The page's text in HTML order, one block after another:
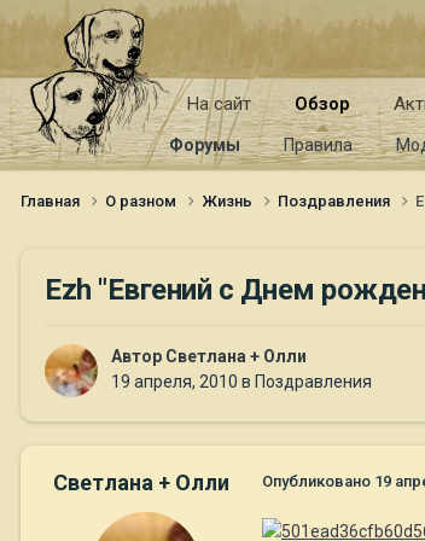
На сайт Обзор
Форумы Правила
Главная О разном Жизнь Поздравления
Ezh "Евгений с Днем
Автор Светлана + Олли
19 апреля, 2010 в Поздравления
Светлана + Олли Опубликовано 19